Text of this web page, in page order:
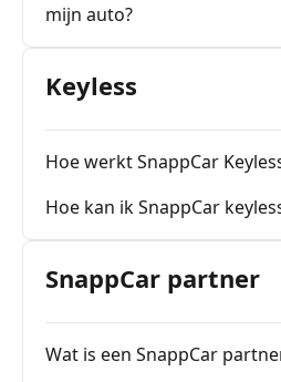
mijn auto?
Keyless
Hoe werkt SnappCar
Hoe kan ik SnappCar
SnappCar partner
Wat is een SnappCar